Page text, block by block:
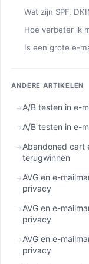
Wat zijn SPF,
Hoe verbeter ik
Is een grote e-
ANDERE ARTIKELEN
A/B testen in e-
A/B testen in e-
Abandoned cart
terugwinnen
AVG en e-
privacy
AVG en e-
privacy
AVG en e-
privacy